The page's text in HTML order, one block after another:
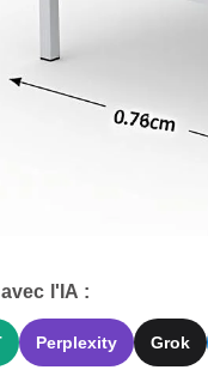
l'IA :
Perplexity Grok